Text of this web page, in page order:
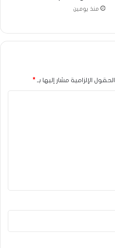
منذ يومين
الحقول الإلزامية مشار إليها بـ *